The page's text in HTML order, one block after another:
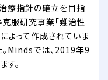
療指針の確立を目指
服研究事業「難治性
よって作成されていま
Mindsでは、2019年9
。